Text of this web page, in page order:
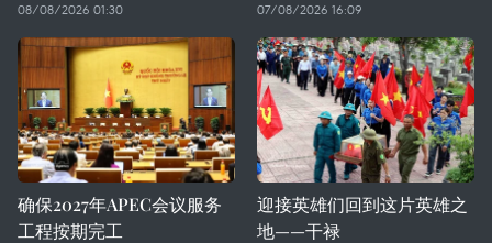
08/08/2026 01:30 07/08/2026 16:09
确保2027年APEC会议服务
工程按期完工
迎接英雄们回到这片英雄之
地——干禄